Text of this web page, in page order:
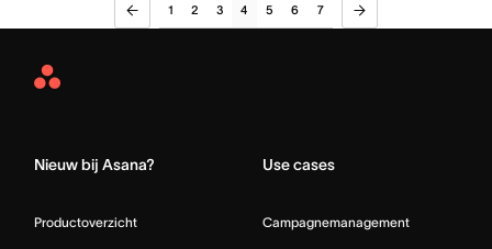
1 2 3 4 5 6 7
Asana
Nieuw bij Asana?
Productoverzicht
Use cases
Campagnemanagement